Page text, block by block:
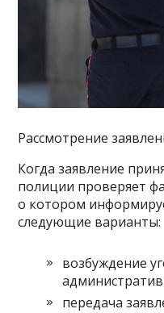
Рассмотрение
Когда заявление
полиции проверяет
о котором
следующие варианты:
возбуждение
передача